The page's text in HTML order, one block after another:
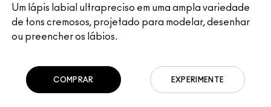
Um lápis labial ultrapreciso em uma ampla variedade
de tons cremosos, projetado para modelar, desenhar
ou preencher os lábios.
EXPERIMENTE
COMPRAR